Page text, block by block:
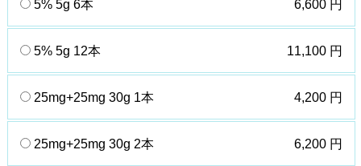
5% 5g 6本 6,600 円
5% 5g 12本 11,100 円
25mg+25mg 30g 1本 4,200 円
25mg+25mg 30g 2本 6,200 円